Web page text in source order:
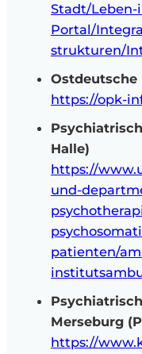
Stadt/
Portal/
strukturen/
https://opk-
Halle)
https://
und-
patienten/
Merseburg
https://